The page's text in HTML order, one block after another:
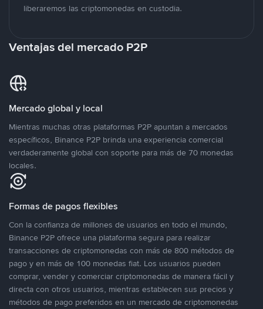
liberaremos las criptomonedas en custodia.
Ventajas del mercado P2P
Mercado global y local
Mientras muchas otras plataformas P2P apuntan a mercados
específicos, Binance P2P brinda una experiencia comercial
verdaderamente global con soporte para más de 70 monedas
locales.
Formas de pagos flexibles
Con la confianza de millones de usuarios en todo el mundo,
Binance P2P ofrece una plataforma segura para realizar
transacciones de criptomonedas con más de 800 métodos de
pago y en más de 100 monedas fiat. Los usuarios pueden
comprar, vender y comerciar criptomonedas de manera fácil y
directa con otros usuarios, mientras establecen sus precios y
métodos de pago preferidos en un mercado de criptomonedas